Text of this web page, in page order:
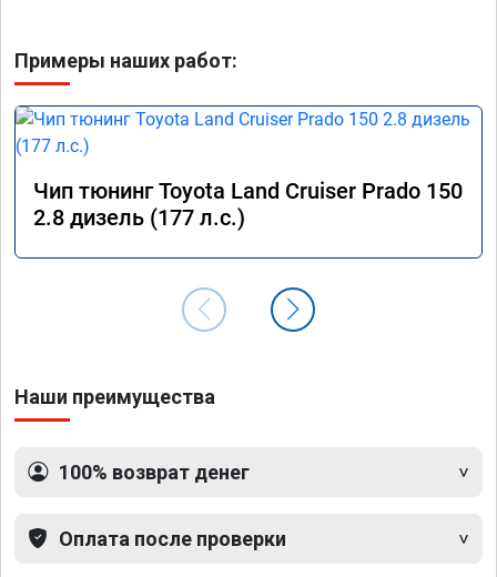
Примеры наших работ:
Чип тюнинг Toyota Land Cruiser Prado 150
2.8 дизель (177 л.с.)
Наши преимущества
100% возврат денег
Оплата после проверки